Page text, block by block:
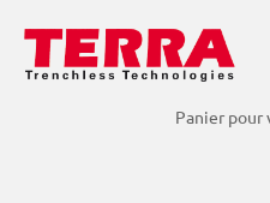
Panier pour
Foreuses
Foreuses
Foreuses
Foreuses